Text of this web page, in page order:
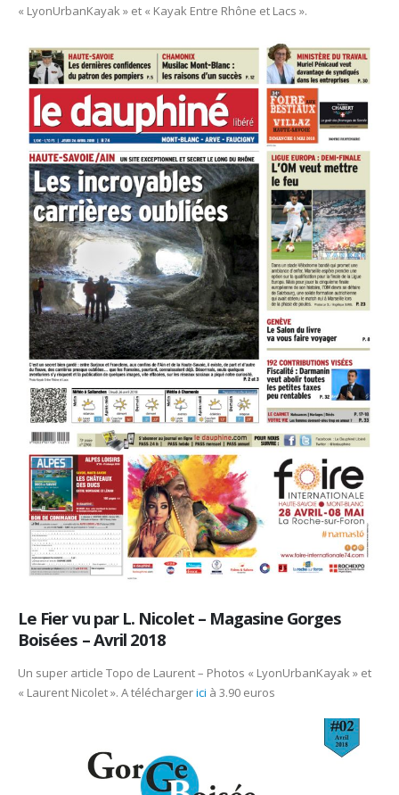
« LyonUrbanKayak » et « Kayak Entre Rhône et Lacs ».
Le Fier vu par L. Nicolet – Magasine Gorges
Boisées – Avril 2018
Un super article Topo de Laurent – Photos « LyonUrbanKayak » et
« Laurent Nicolet ». A téléchargerici à 3.90 euros